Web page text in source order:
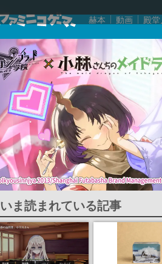
赫本 動画 殿
いま読まれている記事